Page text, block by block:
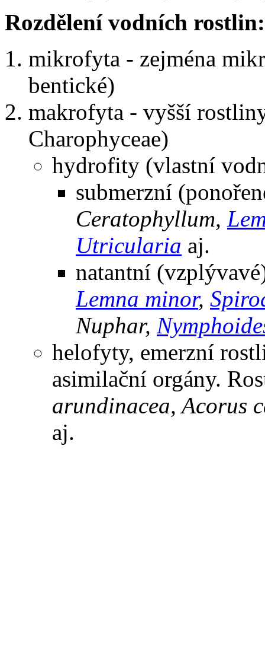
Rozdělení vodních rostlin:
mikrofyta - zejména
bentické)
makrofyta - vyšší
Charophyceae)
hydrofity (vlastní
submerzní
Ceratophyllum,
Utricularia aj.
natantní
Lemna minor,
Nuphar,
helofyty, emerzní
asimilační orgány.
arundinacea, Acorus
aj.